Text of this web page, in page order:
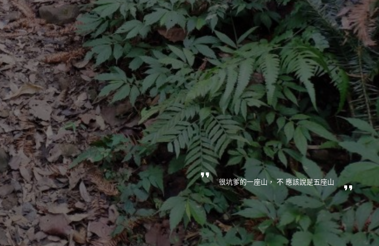
很坑爹的一座山， 不 應該說是五座山